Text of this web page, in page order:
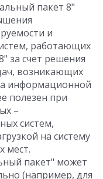
пакет 8"
и
работающих
за счет решения
возникающих
информационной
полезен при
–
систем,
на систему
мест.
пакет" может
(например, для